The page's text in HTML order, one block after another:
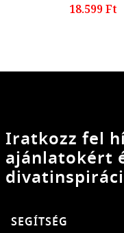
18.599 Ft
Iratkozz fel
ajánlatokért
SEGÍTSÉG